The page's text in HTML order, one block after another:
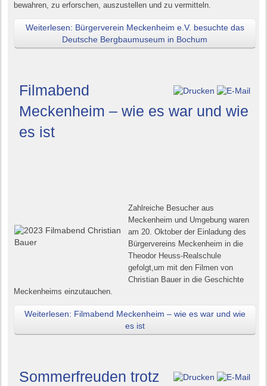
bewahren, zu erforschen, auszustellen und zu vermitteln.
Weiterlesen: Bürgerverein Meckenheim e.V. besuchte das
Deutsche Bergbaumuseum in Bochum
Filmabend
Meckenheim – wie es war und wie
es ist
Zahlreiche Besucher aus
Meckenheim und Umgebung waren
am 20. Oktober der Einladung des
Bürgervereins Meckenheim in die
Theodor Heuss-Realschule
gefolgt,um mit den Filmen von
Christian Bauer in die Geschichte
Meckenheims einzutauchen.
Weiterlesen: Filmabend Meckenheim – wie es war und wie
es ist
Sommerfreuden trotz